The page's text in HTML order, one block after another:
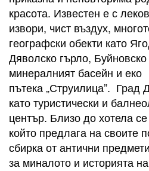
красота. Известен е с
извори, чист въздух,
географски обекти като
Дяволско гърло,
минералният басейн и еко
пътека „Струилица”. Град
като туристически и
център. Близо до хотела
който предлага на своите
сбирка от антични
за миналото и историята